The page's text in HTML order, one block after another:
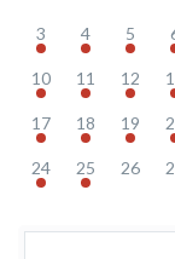
3 4 5
10 11 12
17 18 19
24 25 26